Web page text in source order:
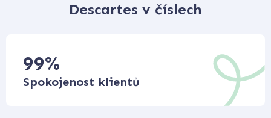
Descartes v číslech
99%
Spokojenost klientů